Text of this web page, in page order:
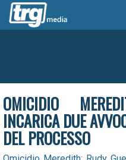
OMICIDIO
INCARICA DUE
DEL PROCESSO